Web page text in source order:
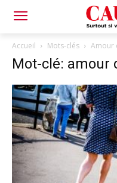
Accueil Mots-clés Amour
Mot-clé: amour